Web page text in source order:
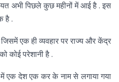
अभी पिछले कुछ महीनों में आई है . इस
है .
एक ही व्यवहार पर राज्य और केंद्र
कोई परेशानी है .
में एक देश एक कर के नाम से लगाया गया